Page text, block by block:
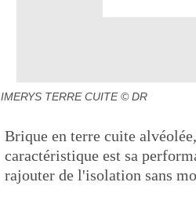
IMERYS TERRE CUITE © DR
Brique en terre cuite
caractéristique est sa
rajouter de l'isolation sans